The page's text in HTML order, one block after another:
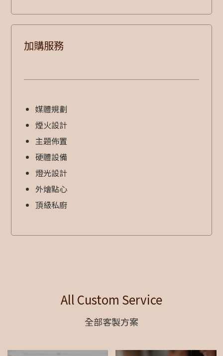
加購服務
媒體規劃
煙火設計
主題佈置
硬體設備
燈光設計
外燴點心
頂級私廚
All Custom Service
全部客製方案